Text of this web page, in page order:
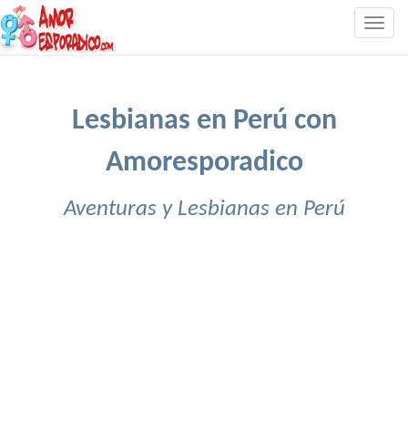
Lesbianas en Perú con
Amoresporadico
Aventuras y Lesbianas en Perú